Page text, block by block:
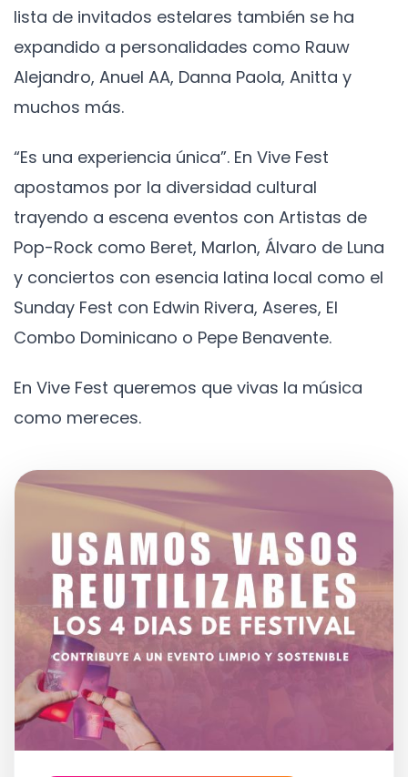
lista de invitados estelares también se ha
expandido a personalidades como Rauw
Alejandro, Anuel AA, Danna Paola, Anitta y
muchos más.
“Es una experiencia única”. En Vive Fest
apostamos por la diversidad cultural
trayendo a escena eventos con Artistas de
Pop-Rock como Beret, Marlon, Álvaro de Luna
y conciertos con esencia latina local como el
Sunday Fest con Edwin Rivera, Aseres, El
Combo Dominicano o Pepe Benavente.
En Vive Fest queremos que vivas la música
como mereces.